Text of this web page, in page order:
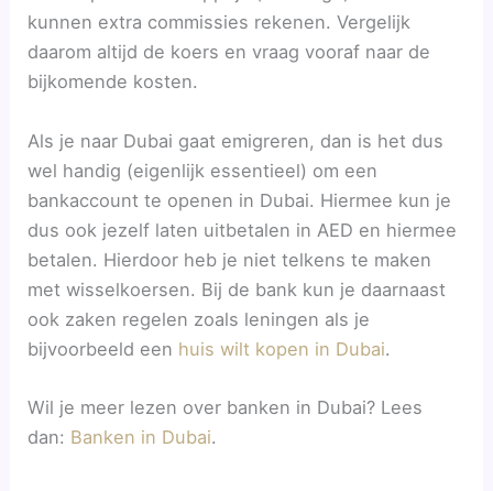
kunnen extra commissies rekenen. Vergelijk
daarom altijd de koers en vraag vooraf naar de
bijkomende kosten.
Als je naar Dubai gaat emigreren, dan is het dus
wel handig (eigenlijk essentieel) om een
bankaccount te openen in Dubai. Hiermee kun je
dus ook jezelf laten uitbetalen in AED en hiermee
betalen. Hierdoor heb je niet telkens te maken
met wisselkoersen. Bij de bank kun je daarnaast
ook zaken regelen zoals leningen als je
bijvoorbeeld een huis wilt kopen in Dubai.
Wil je meer lezen over banken in Dubai? Lees
dan: Banken in Dubai.